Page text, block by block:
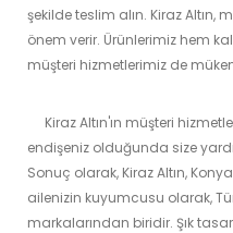
şekilde teslim alın. Kiraz Altın,
önem verir. Ürünlerimiz hem
müşteri hizmetlerimiz de
Kiraz Altın'ın müşteri
endişeniz olduğunda size
Sonuç olarak, Kiraz Altın,
ailenizin kuyumcusu olarak,
markalarından biridir. Şık